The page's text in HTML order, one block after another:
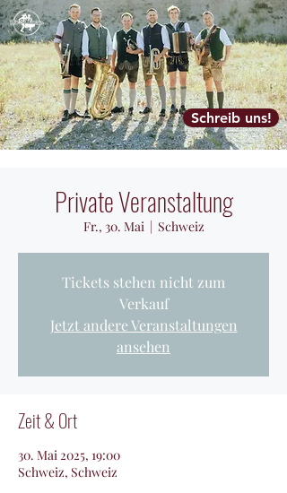
Schreib uns!
Private Veranstaltung
Fr., 30. Mai
  |
Schweiz
Tickets stehen nicht zum
Verkauf
Jetzt andere Veranstaltungen
ansehen
Zeit & Ort
30. Mai 2025, 19:00
Schweiz, Schweiz